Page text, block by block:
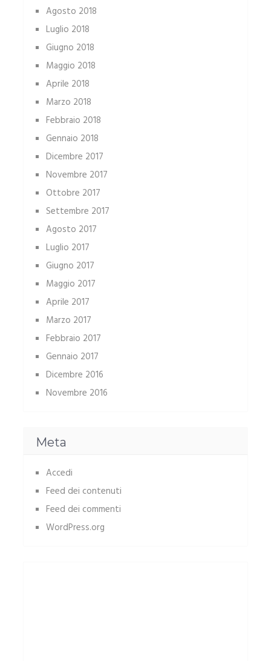
Agosto 2018
Luglio 2018
Giugno 2018
Maggio 2018
Aprile 2018
Marzo 2018
Febbraio 2018
Gennaio 2018
Dicembre 2017
Novembre 2017
Ottobre 2017
Settembre 2017
Agosto 2017
Luglio 2017
Giugno 2017
Maggio 2017
Aprile 2017
Marzo 2017
Febbraio 2017
Gennaio 2017
Dicembre 2016
Novembre 2016
Meta
Accedi
Feed dei contenuti
Feed dei commenti
WordPress.org